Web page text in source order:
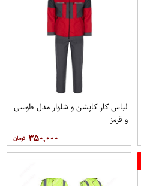
لباس کار کاپشن و شلوار مدل طوسی
و قرمز
۳۵۰,۰۰۰